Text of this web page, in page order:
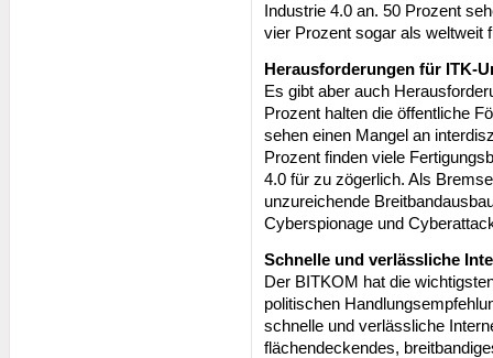
Industrie 4.0 an. 50 Prozent
vier Prozent sogar als weltweit
Herausforderungen für ITK-
Es gibt aber auch
Prozent halten die öffentliche
sehen einen Mangel an
Prozent finden viele
4.0 für zu zögerlich. Als
unzureichende
Cyberspionage und
Schnelle und verlässliche
Der BITKOM hat die
politischen
schnelle und verlässliche
flächendeckendes,